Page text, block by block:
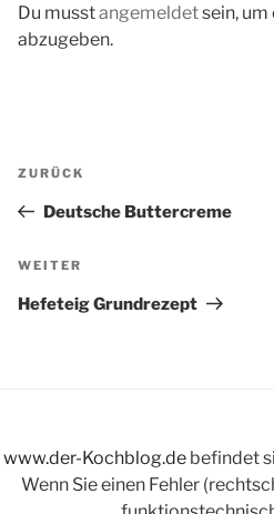
Du musstangemeldetsein,
abzugeben.
Vorheriger
ZURÜCK
Deutsche Buttercreme
Nächster
WEITER
Hefeteig Grundrezept
www.der-Kochblog.de befindet
Wenn Sie einen Fehler